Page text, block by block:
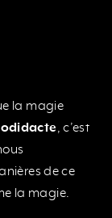
la magie
, c’est
de ce
la magie.